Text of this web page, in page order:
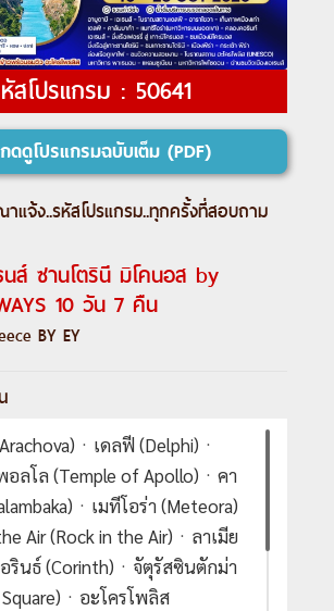
สโปรแกรม : 50641
กดดูโปรแกรมฉบับเต็ม (PDF)
แจ้ง..รหัสโปรแกรม..ทุกครั้งที่สอบถาม
นส์ ซานโตรินี มิโคนอส by
10 วัน 7 คืน
BY EY
ㆍเดลฟี (Delphi)ㆍ
ลโล (Temple of Apollo)ㆍคา
ㆍเมทีโอร่า (Meteora)
Air (Rock in the Air)ㆍลาเมีย
รินธ์ (Corinth)ㆍจัตุรัสซินตักม่า
ㆍอะโครโพลิส